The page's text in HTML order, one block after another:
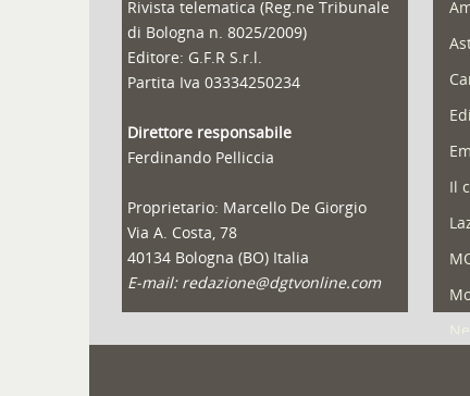
Rivista telematica (Reg.ne Tribunale
di Bologna n. 8025/2009)
Editore: G.F.R S.r.l.
Partita Iva 03334250234
Direttore responsabile
Ferdinando Pelliccia
Proprietario: Marcello De Giorgio
Via A. Costa, 78
40134 Bologna (BO) Italia
E-mail: redazione@dgtvonline.com
Il